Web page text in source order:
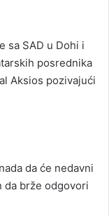
sa SAD u Dohi i
posrednika
Aksios pozivajući
da će nedavni
da brže odgovori